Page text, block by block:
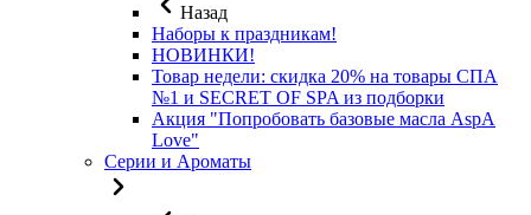
Назад
Наборы к праздникам!
НОВИНКИ!
Товар недели: скидка 20% на товары СПА
№1 и SECRET OF SPA из подборки
Акция "Попробовать базовые масла AspA
Love"
Серии и Ароматы